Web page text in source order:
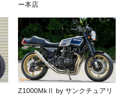
ー本店
Z1000MkⅡ by サンクチュアリ